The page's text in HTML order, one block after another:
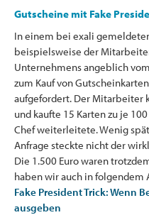
Gutscheine mit Fake
In einem bei exali
beispielsweise der
Unternehmens angeblich
zum Kauf von
aufgefordert. Der Mitarbeiter
und kaufte 15 Karten zu je
Chef weiterleitete. Wenig
Anfrage steckte nicht der
Die 1.500 Euro waren
haben wir auch in folgendem
Fake President Trick: Wenn
ausgeben